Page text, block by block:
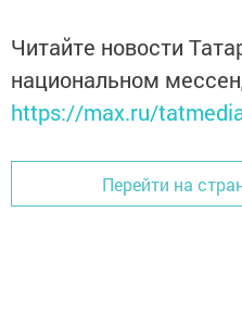
Читайте новости
национальном
https://max.ru/
Перейти на